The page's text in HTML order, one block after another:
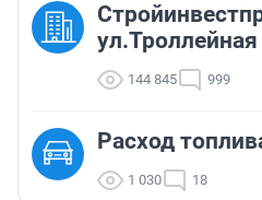
144 845 999
Расход
1 030 18